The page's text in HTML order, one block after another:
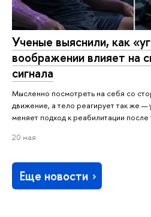
Ученые выяснили, как
воображении влияет на
сигнала
Мысленно посмотреть на себя со
движение, а тело реагирует так же
меняет подход к реабилитации после
20 мая
Еще новости